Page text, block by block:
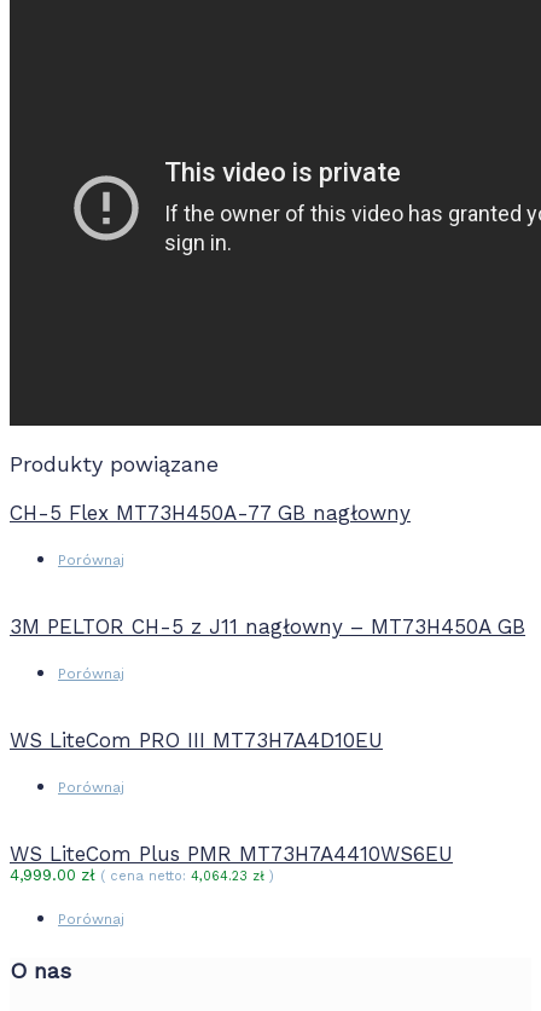
Produkty powiązane
CH-5 Flex MT73H450A-77 GB nagłowny
Porównaj
3M PELTOR CH-5 z J11 nagłowny – MT73H450A GB
Porównaj
WS LiteCom PRO III MT73H7A4D10EU
Porównaj
WS LiteCom Plus PMR MT73H7A4410WS6EU
4,999.00 zł ( cena netto: 4,064.23 zł )
Porównaj
O nas